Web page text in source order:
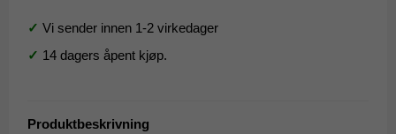
✓ Vi sender innen 1-2 virkedager
✓ 14 dagers åpent kjøp.
Produktbeskrivning